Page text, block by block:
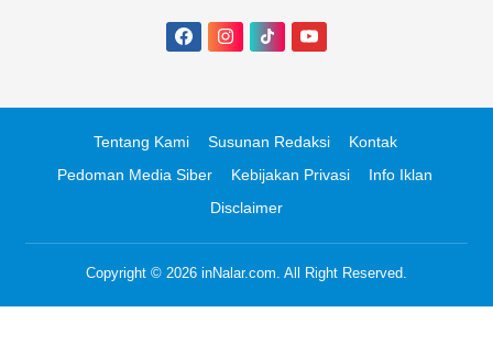
Tentang Kami Susunan Redaksi
Kontak
Pedoman Media Siber
Kebijakan Privasi
Info Iklan
Disclaimer
Copyright © 2026 inNalar.com. All Right Reserved.